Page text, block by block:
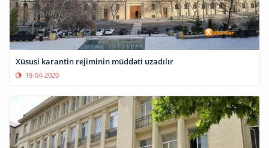
Xüsusi karantin rejiminin müddəti uzadılır
19-04-2020